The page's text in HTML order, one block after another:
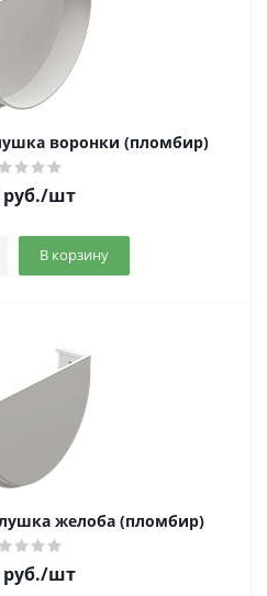
воронки (пломбир)
/шт
В корзину
желоба (пломбир)
/шт